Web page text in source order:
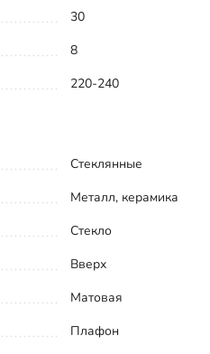
30
8
220-240
Стеклянные
Металл, керамика
Стекло
Вверх
Матовая
Плафон